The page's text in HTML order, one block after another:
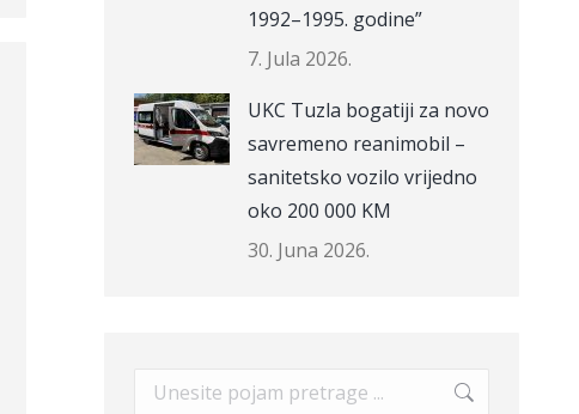
1992–1995. godine”
7. Jula 2026.
UKC Tuzla bogatiji za novo
savremeno reanimobil –
sanitetsko vozilo vrijedno
oko 200 000 KM
30. Juna 2026.
Search: